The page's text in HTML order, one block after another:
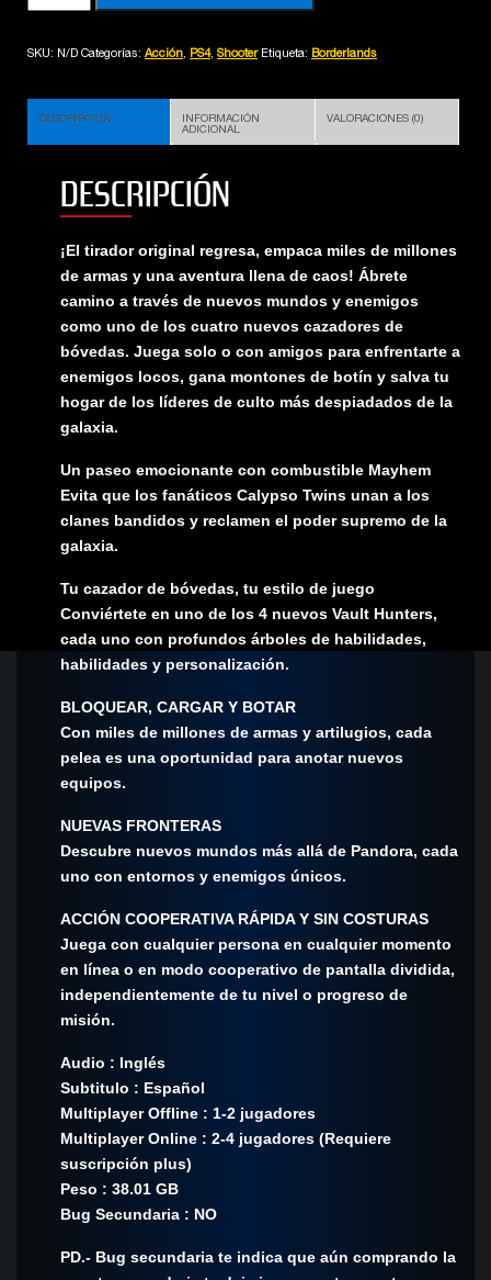
cantidad
SKU: N/D Categorías: Acción, PS4, Shooter Etiqueta: Borderlands
DESCRIPCIÓN
INFORMACIÓN
ADICIONAL
VALORACIONES (0)
DESCRIPCIÓN
¡El tirador original regresa, empaca miles de millones
de armas y una aventura llena de caos! Ábrete
camino a través de nuevos mundos y enemigos
como uno de los cuatro nuevos cazadores de
bóvedas. Juega solo o con amigos para enfrentarte a
enemigos locos, gana montones de botín y salva tu
hogar de los líderes de culto más despiadados de la
galaxia.
Un paseo emocionante con combustible Mayhem
Evita que los fanáticos Calypso Twins unan a los
clanes bandidos y reclamen el poder supremo de la
galaxia.
Tu cazador de bóvedas, tu estilo de juego
Conviértete en uno de los 4 nuevos Vault Hunters,
cada uno con profundos árboles de habilidades,
habilidades y personalización.
BLOQUEAR, CARGAR Y BOTAR
Con miles de millones de armas y artilugios, cada
pelea es una oportunidad para anotar nuevos
equipos.
NUEVAS FRONTERAS
Descubre nuevos mundos más allá de Pandora, cada
uno con entornos y enemigos únicos.
ACCIÓN COOPERATIVA RÁPIDA Y SIN COSTURAS
Juega con cualquier persona en cualquier momento
en línea o en modo cooperativo de pantalla dividida,
independientemente de tu nivel o progreso de
misión.
Audio : Inglés
Subtitulo : Español
Multiplayer Offline : 1-2 jugadores
Multiplayer Online : 2-4 jugadores (Requiere
suscripción plus)
Peso : 38.01 GB
Bug Secundaria : NO
PD.- Bug secundaria te indica que aún comprando la